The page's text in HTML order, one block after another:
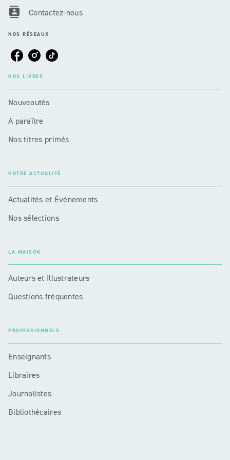
contacts Contactez-nous
NOS RÉSEAUX
NOS LIVRES
Nouveautés
A paraître
Nos titres primés
NOTRE ACTUALITÉ
Actualités et Événements
Nos sélections
LA MAISON
Auteurs et Illustrateurs
Questions fréquentes
PROFESSIONNELS
Enseignants
Libraires
Journalistes
Bibliothécaires